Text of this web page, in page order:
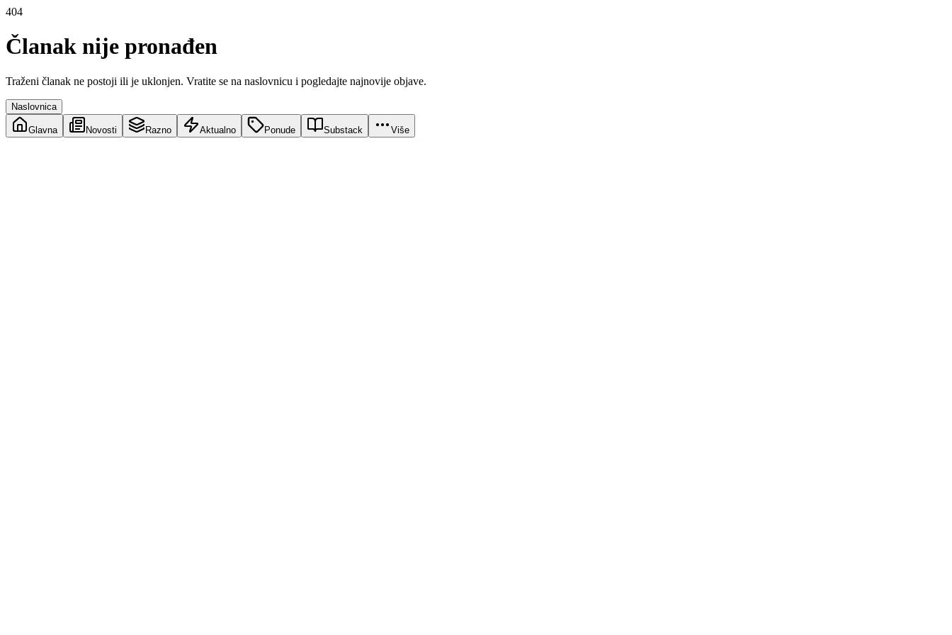
404
Članak nije pronađen
Traženi članak ne postoji ili je uklonjen. Vratite se na naslovnicu i pogledajte najnovije objave.
Naslovnica
Glavna Novosti Razno Aktualno Ponude Substack Više